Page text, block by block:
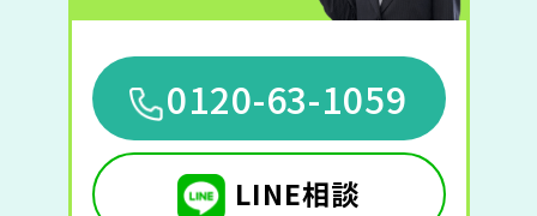
0120-63-1059
LINE相談